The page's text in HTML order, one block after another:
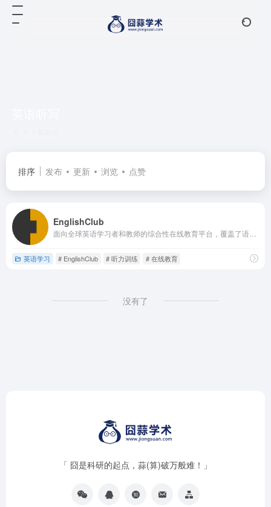
排序 发布 更新 浏览 点赞
EnglishClub
英语学习 # EnglishClub # 听力训练 # 在线教育
没有了
「 囧是科研的起点，蒜(算)破万般难！」